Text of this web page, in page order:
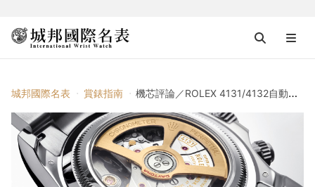
城邦國際名表 賞錶指南 機芯評論／ROLEX 4131/4132自動機芯